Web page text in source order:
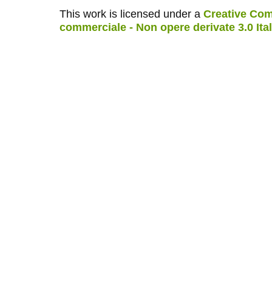
This work is licensed under a Creative
commerciale - Non opere derivate 3.0